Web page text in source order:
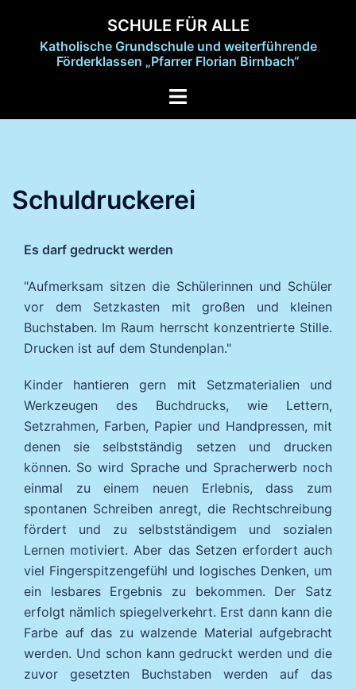
springen
SCHULE FÜR ALLE
Katholische Grundschule und weiterführende
Förderklassen „Pfarrer Florian Birnbach“
Menü
Schuldruckerei
Es darf gedruckt werden
"Aufmerksam sitzen die Schülerinnen und Schüler
vor dem Setzkasten mit großen und kleinen
Buchstaben. Im Raum herrscht konzentrierte Stille.
Drucken ist auf dem Stundenplan."
Kinder hantieren gern mit Setzmaterialien und
Werkzeugen des Buchdrucks, wie Lettern,
Setzrahmen, Farben, Papier und Handpressen, mit
denen sie selbstständig setzen und drucken
können. So wird Sprache und Spracherwerb noch
einmal zu einem neuen Erlebnis, dass zum
spontanen Schreiben anregt, die Rechtschreibung
fördert und zu selbstständigem und sozialen
Lernen motiviert. Aber das Setzen erfordert auch
viel Fingerspitzengefühl und logisches Denken, um
ein lesbares Ergebnis zu bekommen. Der Satz
erfolgt nämlich spiegelverkehrt. Erst dann kann die
Farbe auf das zu walzende Material aufgebracht
werden. Und schon kann gedruckt werden und die
zuvor gesetzten Buchstaben werden auf das